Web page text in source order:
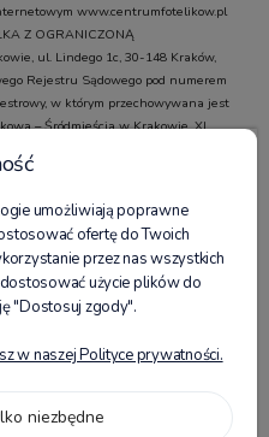
www.centrumfotelikow.pl
Z OGRANICZONĄ
ul. Lindego 1c, 30-148 Kraków,
Rejestru Sądowego pod numerem
w którym przechowywana jest
– Śródmieścia w Krakowie, XI
adres poczty elektronicznej:
Midoki Sp. z o.o., ul. Lindego 1c,
nas:
nas na:
umożliwiają poprawne
ofertę do Twoich
przez nas wszystkich
użycie plików do
"Dostosuj zgody".
w naszej Polityce prywatności.
niezbędne